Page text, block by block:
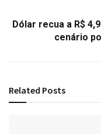
Dólar recua a R$
cenário
Related Posts